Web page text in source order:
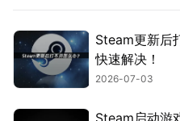
Steam更新后
快速解决！
2026-07-03
Steam启动游